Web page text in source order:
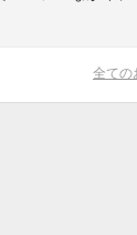
全ての